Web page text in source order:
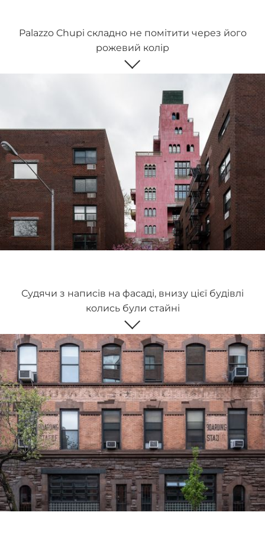
Palazzo Chupi складно не помітити через його
рожевий колір
Судячи з написів на фасаді, внизу цієї будівлі
колись були стайні